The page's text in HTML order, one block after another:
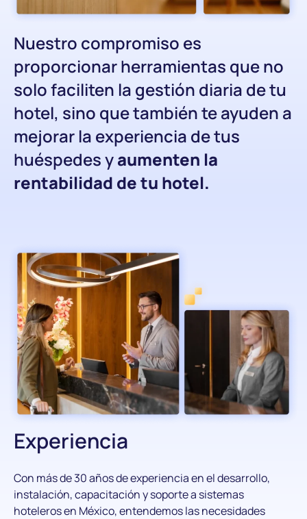
Nuestro compromiso es
proporcionar herramientas que no
solo faciliten la gestión diaria de tu
hotel, sino que también te ayuden a
mejorar la experiencia de tus
huéspedes yaumenten la
rentabilidad de tu hotel.
Experiencia
Con más de 30 años de experiencia en el desarrollo,
instalación, capacitación y soporte a sistemas
hoteleros en México, entendemos las necesidades